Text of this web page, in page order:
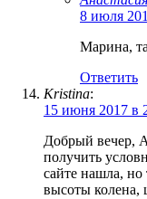
8 июля
Марина,
Ответить
Kristina:
15 июня 2017 в
Добрый вечер,
получить
сайте нашла,
высоты